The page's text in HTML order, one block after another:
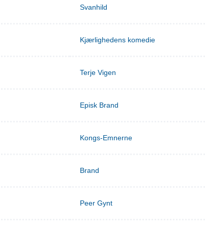
Svanhild
Kjærlighedens komedie
Terje Vigen
Episk Brand
Kongs-Emnerne
Brand
Peer Gynt